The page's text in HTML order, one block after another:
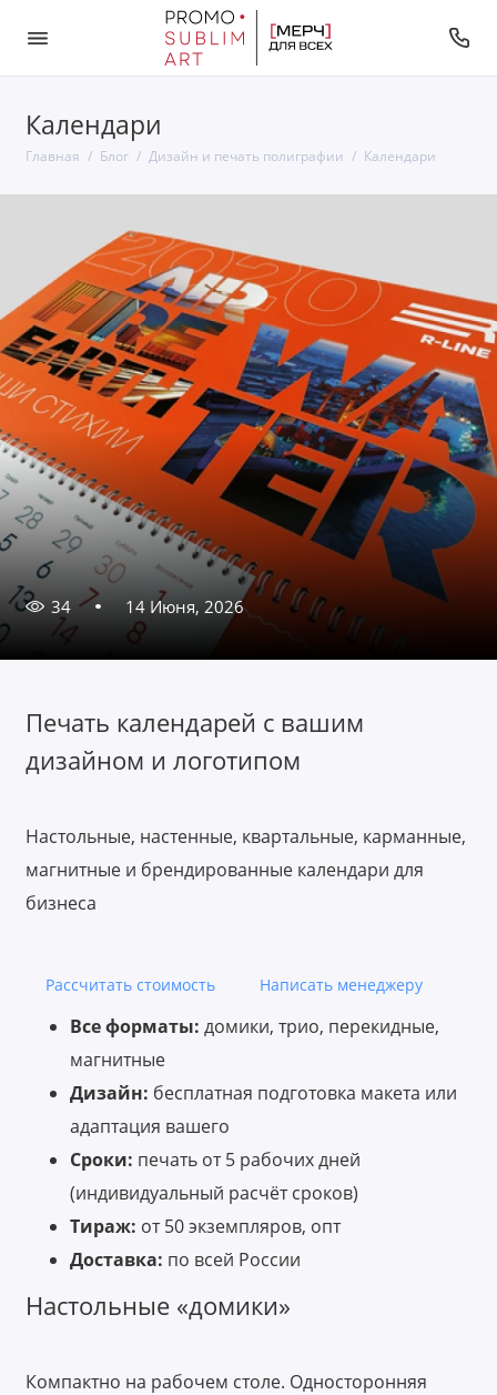
Календари
Главная Блог Дизайн и печать полиграфии Календари
34 14 Июня, 2026
Печать календарей с вашим
дизайном и логотипом
Настольные, настенные, квартальные, карманные,
магнитные и брендированные календари для
бизнеса
Рассчитать стоимость Написать менеджеру
Все форматы: домики, трио, перекидные,
магнитные
Дизайн: бесплатная подготовка макета или
адаптация вашего
Сроки: печать от 5 рабочих дней
(индивидуальный расчёт сроков)
Тираж: от 50 экземпляров, опт
Доставка: по всей России
Настольные «домики»
Компактно на рабочем столе. Односторонняя